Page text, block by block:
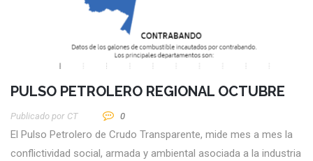
PULSO PETROLERO REGIONAL OCTUBRE
Publicado por CT 0
El Pulso Petrolero de Crudo Transparente, mide mes a mes la
conflictividad social, armada y ambiental asociada a la industria